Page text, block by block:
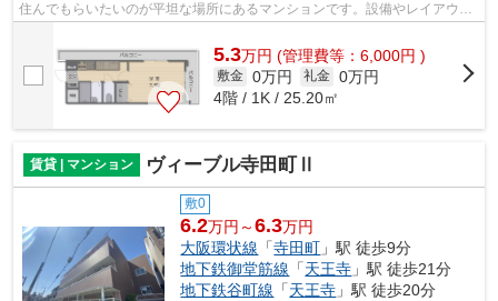
住んでもらいたいのが平坦な場所にあるマンションです。設備やレイアウト
5.3万円 (管理費等：6,000円 )
敷金 0万円 礼金 0万円
4階 / 1K / 25.20㎡
賃貸 | マンション ヴィーブル寺田町Ⅱ
敷0
6.2万円～6.3万円
大阪環状線 「寺田町 」駅 徒歩9分
地下鉄御堂筋線 「天王寺 」駅 徒歩21分
地下鉄谷町線 「天王寺 」駅 徒歩20分